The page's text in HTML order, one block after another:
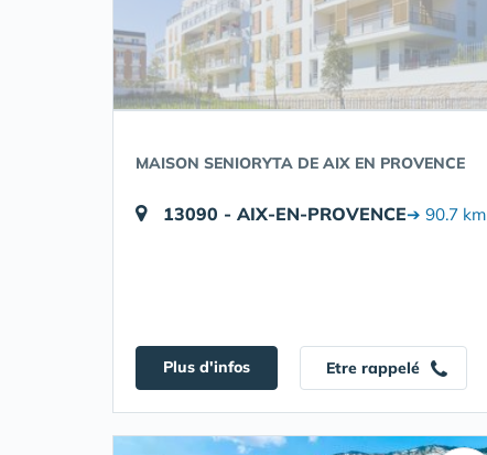
MAISON SENIORYTA DE AIX EN PROVENCE
13090 - AIX-EN-PROVENCE➔ 90.7 km
Plus d'infos Etre rappelé